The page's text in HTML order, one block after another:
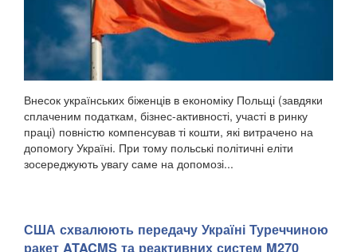
Внесок українських біженців в економіку Польщі (завдяки
сплаченим податкам, бізнес-активності, участі в ринку
праці) повністю компенсував ті кошти, які витрачено на
допомогу Україні. При тому польські політичні еліти
зосереджують увагу саме на допомозі...
США схвалюють передачу Україні Туреччиною
ракет ATACMS та реактивних систем M270